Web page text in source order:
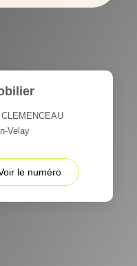
Velay
le numéro